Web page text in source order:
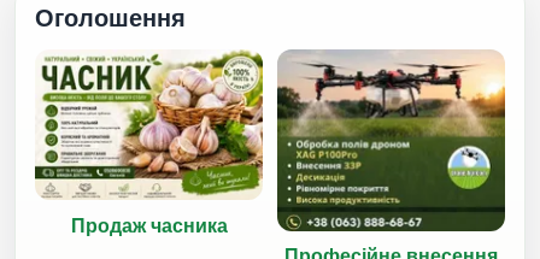
Оголошення
Продаж часника